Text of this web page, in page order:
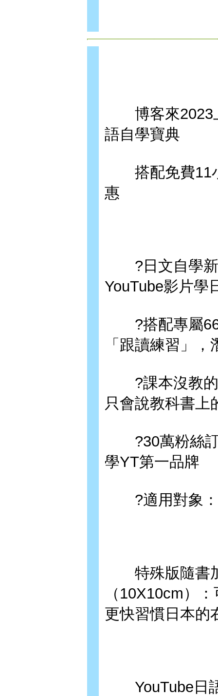
博客來2023
語自學寶典
搭配免費11小
惠
?日文自學新
YouTube影片學
?搭配專屬
「跟讀練習」
?課本沒教的
只會說教科書上
?30萬粉絲訂
學YT第一品牌
?適用對象：
特殊版隨書加
（10X10cm）
更快習慣日本的
YouTube日語